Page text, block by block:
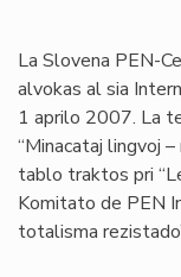
La Slovena PEN-
alvokas al sia
1 aprilo 2007. La
“Minacataj lingvoj
tablo traktos pri
Komitato de PEN
totalisma